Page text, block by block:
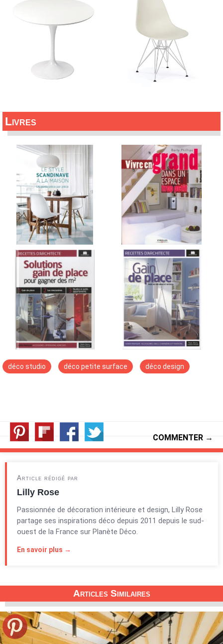
Livres
déco studio déco petite surface déco design
COMMENTER →
Article rédigé par
Lilly Rose
Passionnée de décoration intérieure et design, Lilly Rose
partage ses inspirations déco depuis 2011 depuis le sud-
ouest de la France sur Planète Déco.
En savoir plus →
Articles Similaires